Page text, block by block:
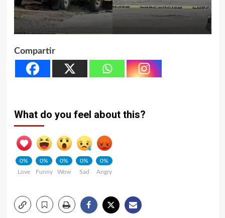
Compartir
What do you feel about this?
0%
Love
0%
Funny
0%
Wow
0%
Sad
0%
Angry